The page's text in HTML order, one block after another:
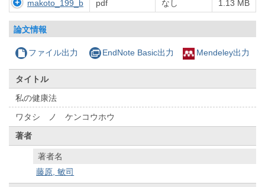
makoto_199_b pdf なし 1.13 MB
論文情報
ファイル出力 EndNote Basic出力 Mendeley出力
タイトル
私の健康法
ワタシ ノ ケンコウホウ
著者
著者名
藤原, 敏司